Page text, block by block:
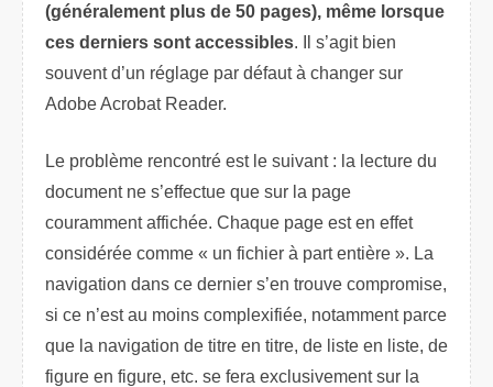
(généralement plus de 50 pages), même lorsque
ces derniers sont accessibles. Il s’agit bien
souvent d’un réglage par défaut à changer sur
Adobe Acrobat Reader.
Le problème rencontré est le suivant : la lecture du
document ne s’effectue que sur la page
couramment affichée. Chaque page est en effet
considérée comme « un fichier à part entière ». La
navigation dans ce dernier s’en trouve compromise,
si ce n’est au moins complexifiée, notamment parce
que la navigation de titre en titre, de liste en liste, de
figure en figure, etc. se fera exclusivement sur la